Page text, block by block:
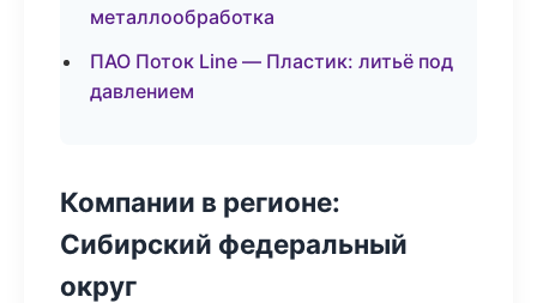
металлообработка
ПАО Поток Line — Пластик: литьё под
давлением
Компании в регионе:
Сибирский федеральный
округ